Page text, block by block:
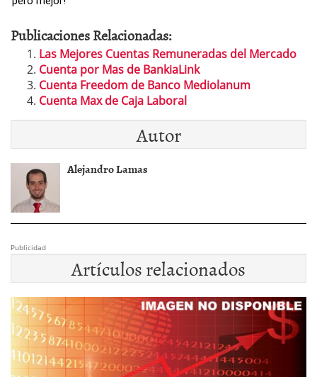
Publicaciones Relacionadas:
Las Mejores Cuentas Remuneradas del Mercado
Cuenta por Mas de BankiaLink
Cuenta Freedom de Banco Mediolanum
Cuenta Max de Caja Laboral
Autor
Alejandro Lamas
Publicidad
Artículos relacionados